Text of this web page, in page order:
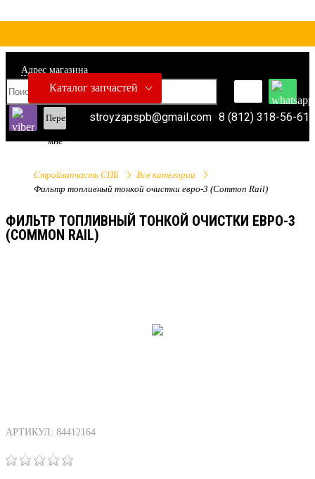
Адрес магазина
Перезвонить
мне
8 (812) 318-56-61
stroyzapspb@gmail.com
Каталог запчастей
Стройзапчасть СПБ
Все категории
Фильтр топливный тонкой очистки евро-3 (Common Rail)
ФИЛЬТР ТОПЛИВНЫЙ ТОНКОЙ ОЧИСТКИ ЕВРО-3
(COMMON RAIL)
АРТИКУЛ: 84412164